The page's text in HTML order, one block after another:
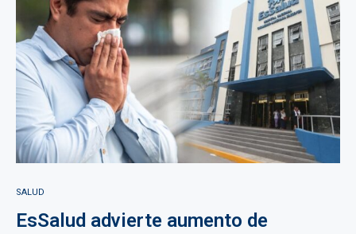
SALUD
EsSalud advierte aumento de